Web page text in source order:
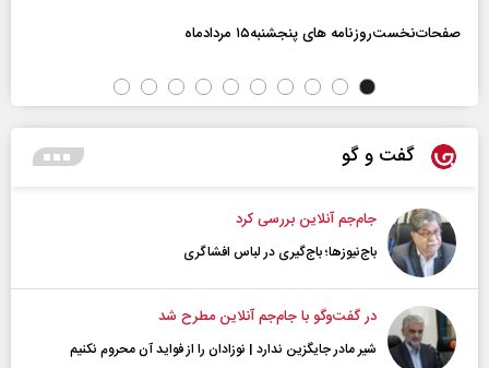
صفحات‌نخست‌روزنامه ها‌ی پنجشنبه‌۱۵ مردادماه
گفت و گو
جام‌جم آنلاین بررسی کرد
باج‌نیوزها؛ باج‌گیری در لباس افشاگری
در گفت‌و‌گو با جام‌جم آنلاین مطرح شد
شیر مادر جایگزین ندارد | نوزادان را از فواید آن محروم نکنیم